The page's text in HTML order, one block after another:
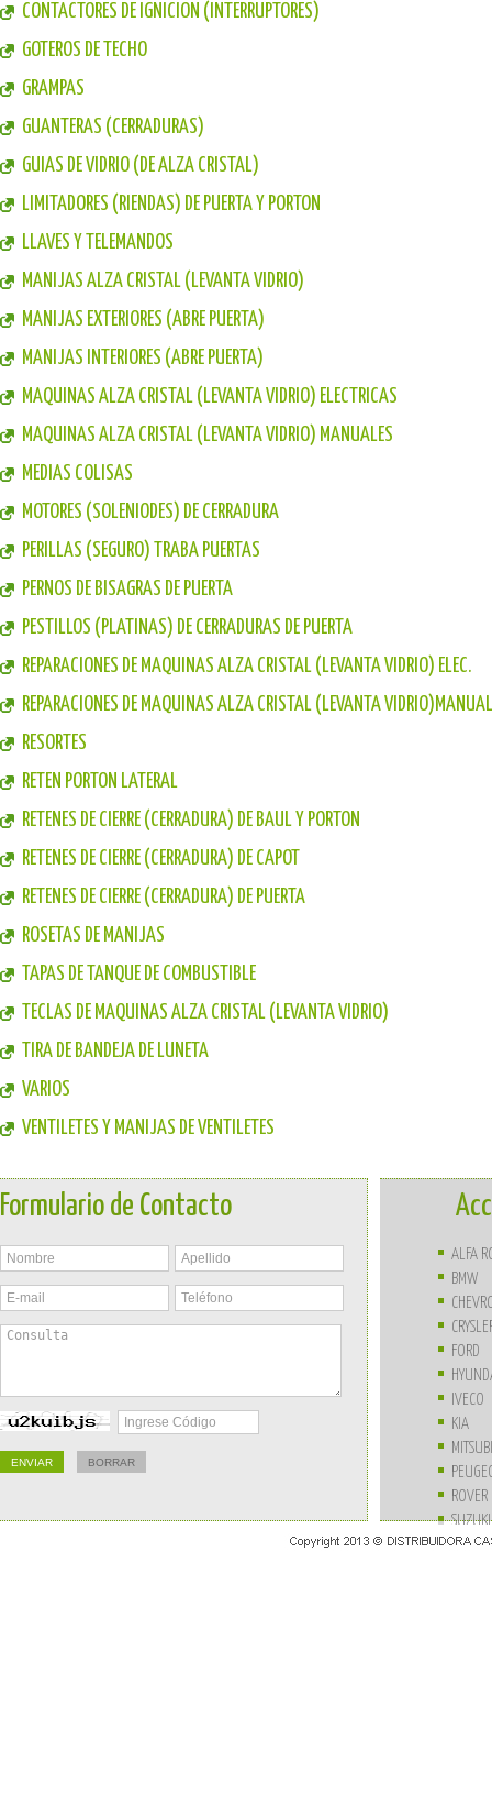
CONTACTORES DE IGNICION (INTERRUPTORES)
GOTEROS DE TECHO
GRAMPAS
GUANTERAS (CERRADURAS)
GUIAS DE VIDRIO (DE ALZA CRISTAL)
LIMITADORES (RIENDAS) DE PUERTA Y PORTON
LLAVES Y TELEMANDOS
MANIJAS ALZA CRISTAL (LEVANTA VIDRIO)
MANIJAS EXTERIORES (ABRE PUERTA)
MANIJAS INTERIORES (ABRE PUERTA)
MAQUINAS ALZA CRISTAL (LEVANTA VIDRIO) ELECTRICAS
MAQUINAS ALZA CRISTAL (LEVANTA VIDRIO) MANUALES
MEDIAS COLISAS
MOTORES (SOLENIODES) DE CERRADURA
PERILLAS (SEGURO) TRABA PUERTAS
PERNOS DE BISAGRAS DE PUERTA
PESTILLOS (PLATINAS) DE CERRADURAS DE PUERTA
REPARACIONES DE MAQUINAS ALZA CRISTAL (LEVANTA VIDRIO) ELEC.
REPARACIONES DE MAQUINAS ALZA CRISTAL (LEVANTA VIDRIO)MANUAL
RESORTES
RETEN PORTON LATERAL
RETENES DE CIERRE (CERRADURA) DE BAUL Y PORTON
RETENES DE CIERRE (CERRADURA) DE CAPOT
RETENES DE CIERRE (CERRADURA) DE PUERTA
ROSETAS DE MANIJAS
TAPAS DE TANQUE DE COMBUSTIBLE
TECLAS DE MAQUINAS ALZA CRISTAL (LEVANTA VIDRIO)
TIRA DE BANDEJA DE LUNETA
VARIOS
VENTILETES Y MANIJAS DE VENTILETES
Formulario de Contacto
ALFA
BMW
FORD
IVECO
KIA
ROVER
SUZUKI